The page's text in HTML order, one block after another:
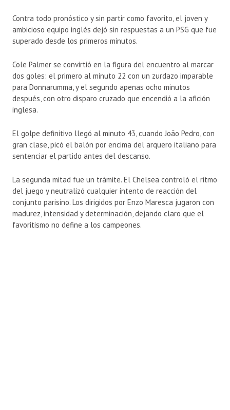
Contra todo pronóstico y sin partir como favorito, el joven y
ambicioso equipo inglés dejó sin respuestas a un PSG que fue
superado desde los primeros minutos.
Cole Palmer se convirtió en la figura del encuentro al marcar
dos goles: el primero al minuto 22 con un zurdazo imparable
para Donnarumma, y el segundo apenas ocho minutos
después, con otro disparo cruzado que encendió a la afición
inglesa.
El golpe definitivo llegó al minuto 43, cuando João Pedro, con
gran clase, picó el balón por encima del arquero italiano para
sentenciar el partido antes del descanso.
La segunda mitad fue un trámite. El Chelsea controló el ritmo
del juego y neutralizó cualquier intento de reacción del
conjunto parisino. Los dirigidos por Enzo Maresca jugaron con
madurez, intensidad y determinación, dejando claro que el
favoritismo no define a los campeones.